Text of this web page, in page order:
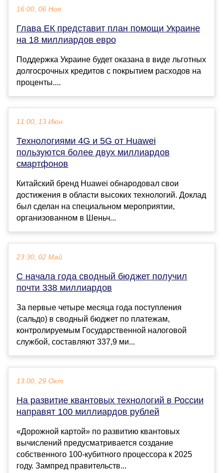
16:00, 06 Ноя
Глава ЕК представит план помощи Украине
на 18 миллиардов евро
Поддержка Украине будет оказана в виде льготных
долгосрочных кредитов с покрытием расходов на
проценты....
11:00, 13 Июн
Технологиями 4G и 5G от Huawei
пользуются более двух миллиардов
смартфонов
Китайский бренд Huawei обнародовал свои
достижения в области высоких технологий. Доклад
был сделан на специальном мероприятии,
организованном в Шеньч...
23:30, 02 Май
С начала года сводный бюджет получил
почти 338 миллиардов
За первые четыре месяца года поступления
(сальдо) в сводный бюджет по платежам,
контролируемым Государственной налоговой
службой, составляют 337,9 ми...
13:00, 29 Окт
На развитие квантовых технологий в России
направят 100 миллиардов рублей
«Дорожной картой» по развитию квантовых
вычислений предусматривается создание
собственного 100-кубитного процессора к 2025
году. Зампред правительств...